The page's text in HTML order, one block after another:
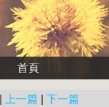
首頁
上一篇 下一篇